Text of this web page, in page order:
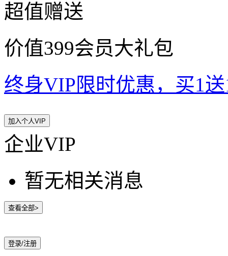
超值赠送
价值399会员大礼包
终身VIP限时优惠，买1
加入个人VIP
企业VIP
暂无相关消息
查看全部>
登录/注册